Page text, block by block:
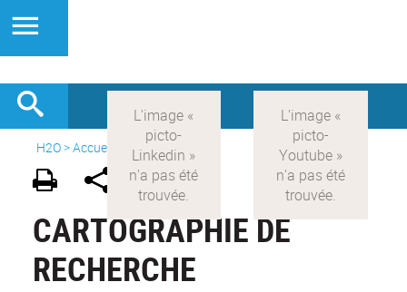
H2O>Accueil Ressources
CARTOGRAPHIE DE
RECHERCHE